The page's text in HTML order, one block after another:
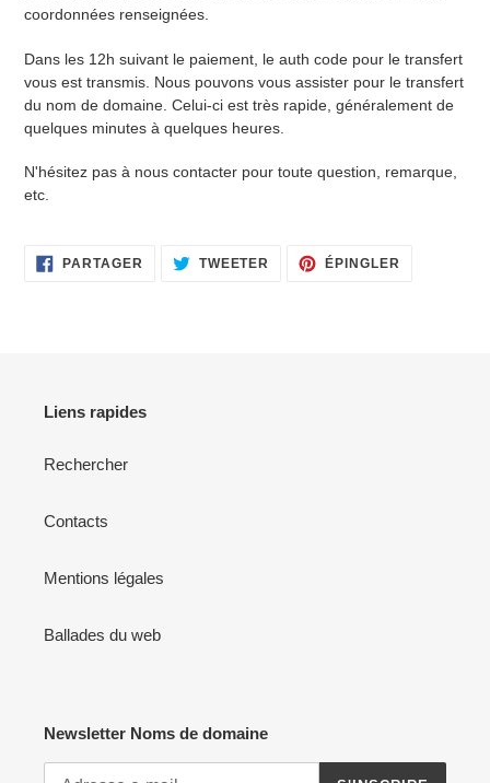
coordonnées renseignées.
Dans les 12h suivant le paiement, le auth code pour le transfert
vous est transmis. Nous pouvons vous assister pour le transfert
du nom de domaine. Celui-ci est très rapide, généralement de
quelques minutes à quelques heures.
N'hésitez pas à nous contacter pour toute question, remarque,
etc.
PARTAGER PARTAGER
SUR
TWEETER TWEETER
SUR
ÉPINGLER
Liens rapides
Rechercher
Contacts
Mentions légales
Ballades du web
Newsletter Noms de domaine